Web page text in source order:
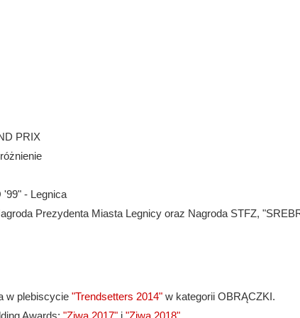
PRIX
'99" - Legnica
Prezydenta Miasta Legnicy oraz Nagroda STFZ,
w plebiscycie "Trendsetters 2014" w kategorii OBRĄCZKI.